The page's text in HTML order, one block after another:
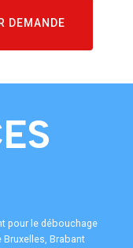
DEMANDE
pour le débouchage
Brabant